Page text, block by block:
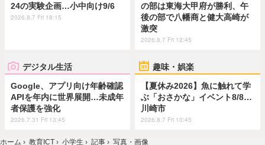
24の実験企画…小中向け9/6
2026.8.7 Fri 18:15
の部は東海大甲府が勝利、午
後の部で八幡商と健大高崎が
激突
2026.8.7 Fri 12:45
デジタル生活
Google、アプリ向け年齢確認
APIを年内に世界展開…未成年
者保護を強化
2026.7.31 Fri 13:45
趣味・娯楽
【夏休み2026】魚に触れて学
ぶ「おさかな」イベント8/8…
川崎市
2026.8.7 Fri 10:45
ホーム › 教育ICT › 小学生 › 記事 › 写真・画像